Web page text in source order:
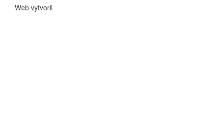
Web vytvoril